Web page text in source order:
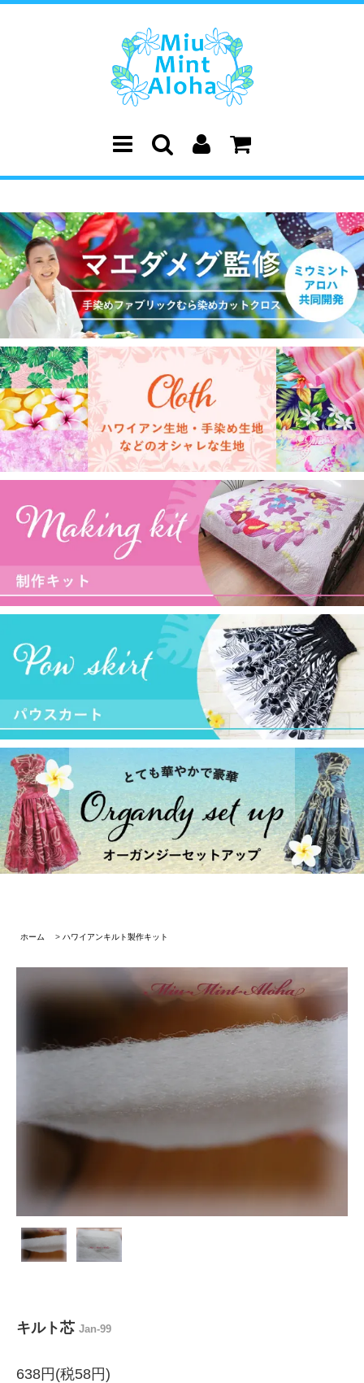
ホーム > ハワイアンキルト製作キット
キルト芯 Jan-99
638円(税58円)